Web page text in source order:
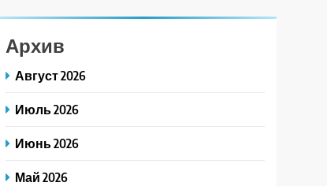
Архив
Август 2026
Июль 2026
Июнь 2026
Май 2026